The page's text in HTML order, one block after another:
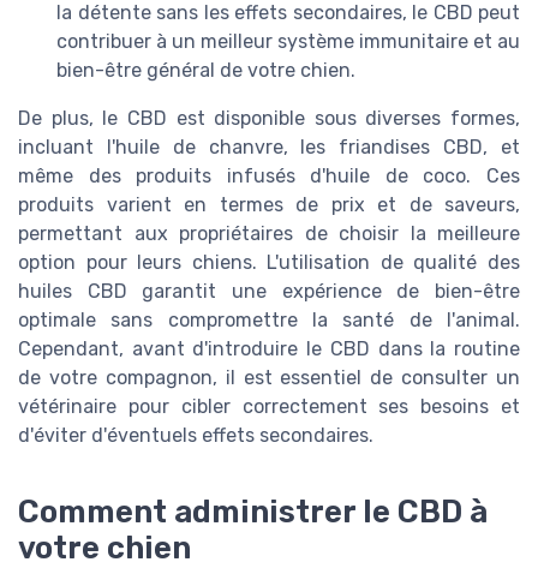
la détente sans les effets secondaires, le CBD peut
contribuer à un meilleur système immunitaire et au
bien-être général de votre chien.
De plus, le CBD est disponible sous diverses formes,
incluant l'huile de chanvre, les friandises CBD, et
même des produits infusés d'huile de coco. Ces
produits varient en termes de prix et de saveurs,
permettant aux propriétaires de choisir la meilleure
option pour leurs chiens. L'utilisation de qualité des
huiles CBD garantit une expérience de bien-être
optimale sans compromettre la santé de l'animal.
Cependant, avant d'introduire le CBD dans la routine
de votre compagnon, il est essentiel de consulter un
vétérinaire pour cibler correctement ses besoins et
d'éviter d'éventuels effets secondaires.
Comment administrer le CBD à
votre chien